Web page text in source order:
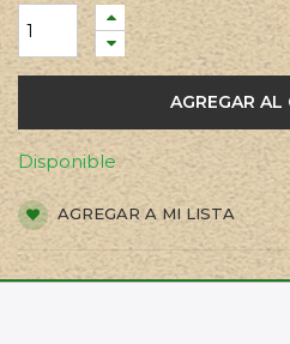
AGREGAR AL
Disponible
AGREGAR A MI LISTA